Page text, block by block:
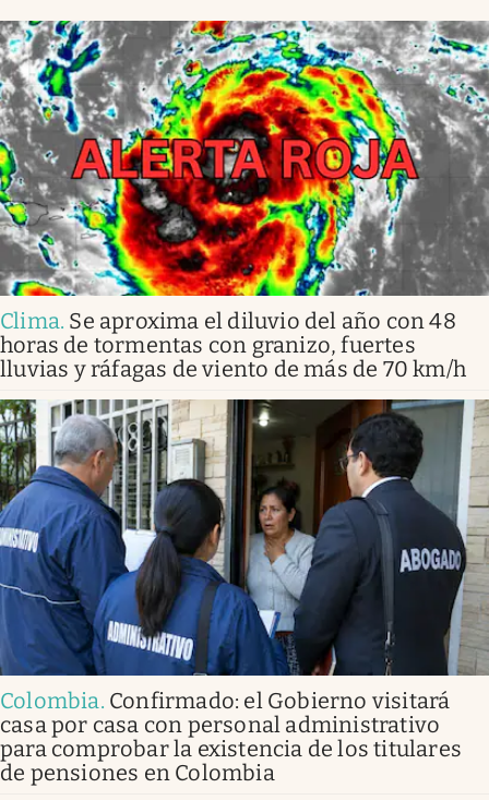
Clima. Se aproxima el diluvio del año con 48
horas de tormentas con granizo, fuertes
lluvias y ráfagas de viento de más de 70 km/h
Colombia. Confirmado: el Gobierno visitará
casa por casa con personal administrativo
para comprobar la existencia de los titulares
de pensiones en Colombia